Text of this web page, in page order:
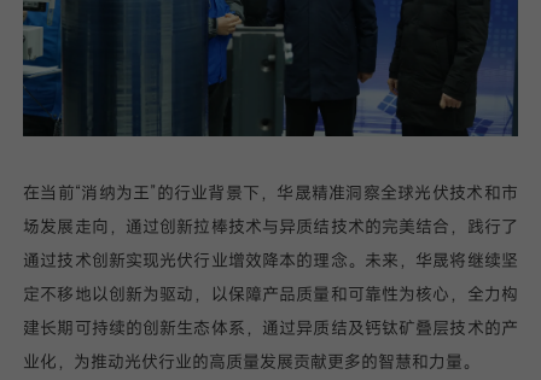
在当前“消纳为王”的行业背景下，华晟精准洞察全球光伏技术和市
场发展走向，通过创新拉棒技术与异质结技术的完美结合，践行了
通过技术创新实现光伏行业增效降本的理念。未来，华晟将继续坚
定不移地以创新为驱动，以保障产品质量和可靠性为核心，全力构
建长期可持续的创新生态体系，通过异质结及钙钛矿叠层技术的产
业化，为推动光伏行业的高质量发展贡献更多的智慧和力量。